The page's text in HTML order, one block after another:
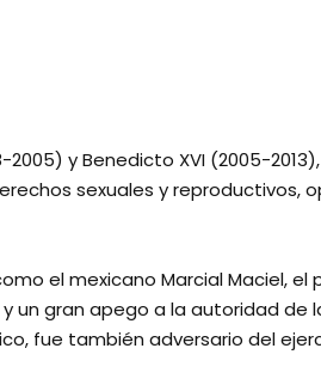
2005) y Benedicto XVI (2005-
sexuales y reproductivos,
el mexicano Marcial Maciel,
un gran apego a la autoridad de
fue también adversario del